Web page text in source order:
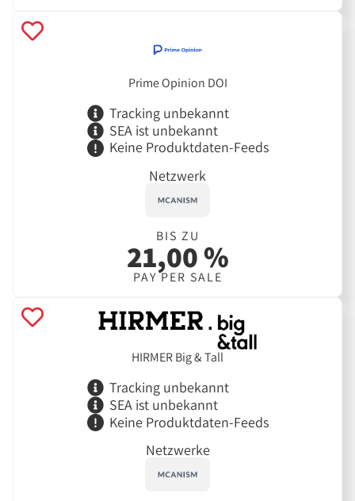
Prime Opinion DOI
Tracking unbekannt
SEA ist unbekannt
Keine Produktdaten-Feeds
Netzwerk
BIS ZU
21,00 %
PAY PER SALE
HIRMER Big & Tall
Tracking unbekannt
SEA ist unbekannt
Keine Produktdaten-Feeds
Netzwerke